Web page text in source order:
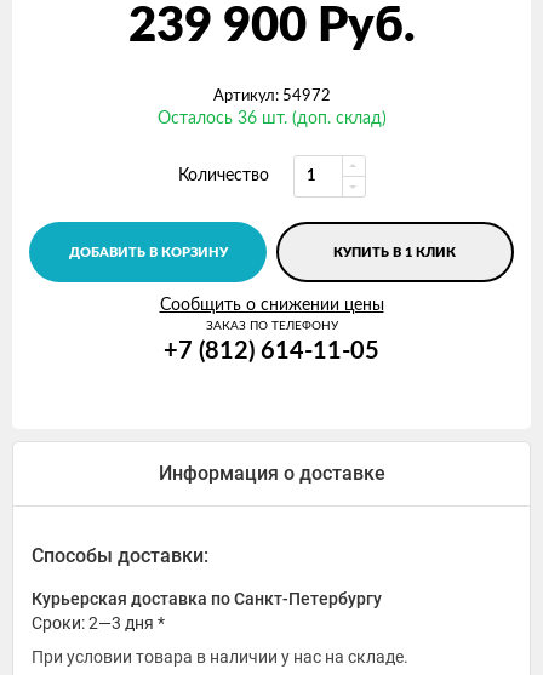
239 900 Руб.
Артикул: 54972
Осталось 36 шт. (доп. склад)
Количество
ДОБАВИТЬ В КОРЗИНУ КУПИТЬ В 1 КЛИК
Сообщить о снижении цены
ЗАКАЗ ПО ТЕЛЕФОНУ
+7 (812) 614-11-05
Информация о доставке
Способы доставки:
Курьерская доставка по Санкт-Петербургу
Сроки: 2—3 дня *
При условии товара в наличии у нас на складе.